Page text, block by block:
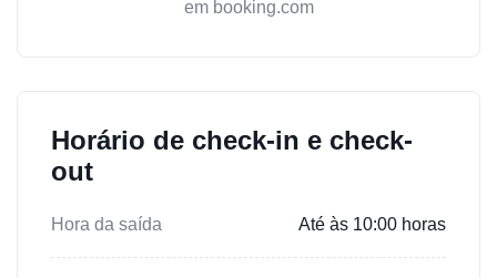
em booking.com
Horário de check-in e check-
out
Hora da saída Até às 10:00 horas